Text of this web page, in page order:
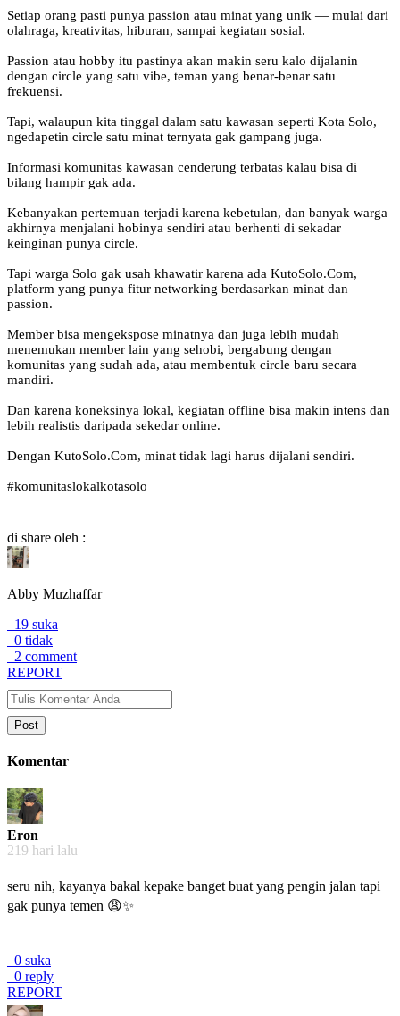
Setiap orang pasti punya passion atau minat yang unik — mulai dari
olahraga, kreativitas, hiburan, sampai kegiatan sosial.
Passion atau hobby itu pastinya akan makin seru kalo dijalanin
dengan circle yang satu vibe, teman yang benar-benar satu
frekuensi.
Tapi, walaupun kita tinggal dalam satu kawasan seperti Kota Solo,
ngedapetin circle satu minat ternyata gak gampang juga.
Informasi komunitas kawasan cenderung terbatas kalau bisa di
bilang hampir gak ada.
Kebanyakan pertemuan terjadi karena kebetulan, dan banyak warga
akhirnya menjalani hobinya sendiri atau berhenti di sekadar
keinginan punya circle.
Tapi warga Solo gak usah khawatir karena ada KutoSolo.Com,
platform yang punya fitur networking berdasarkan minat dan
passion.
Member bisa mengekspose minatnya dan juga lebih mudah
menemukan member lain yang sehobi, bergabung dengan
komunitas yang sudah ada, atau membentuk circle baru secara
mandiri.
Dan karena koneksinya lokal, kegiatan offline bisa makin intens dan
lebih realistis daripada sekedar online.
Dengan KutoSolo.Com, minat tidak lagi harus dijalani sendiri.
#komunitaslokalkotasolo
di share oleh :
Abby Muzhaffar
19 suka
0 tidak
2 comment
REPORT
Post
Komentar
Eron
219 hari lalu
seru nih, kayanya bakal kepake banget buat yang pengin jalan tapi
gak punya temen 😩✨
0 suka
0 reply
REPORT